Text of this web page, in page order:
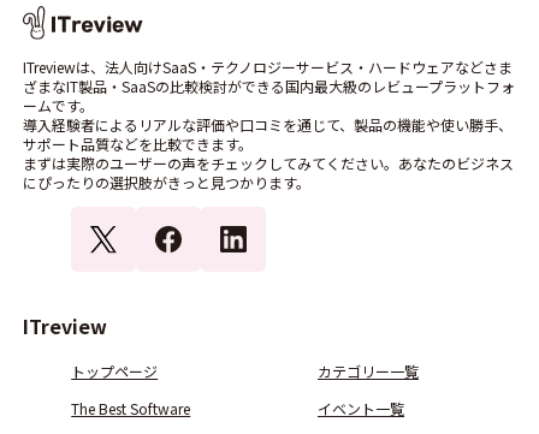
ITreviewは、法人向けSaaS・テクノロジーサービス・ハードウェアなどさま
ざまなIT製品・SaaSの比較検討ができる国内最大級のレビュープラットフォ
ームです。
導入経験者によるリアルな評価や口コミを通じて、製品の機能や使い勝手、
サポート品質などを比較できます。
まずは実際のユーザーの声をチェックしてみてください。あなたのビジネス
にぴったりの選択肢がきっと見つかります。
ITreview
トップページ
カテゴリー一覧
The Best Software
イベント一覧